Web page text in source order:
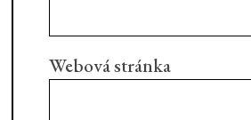
Webová stránka